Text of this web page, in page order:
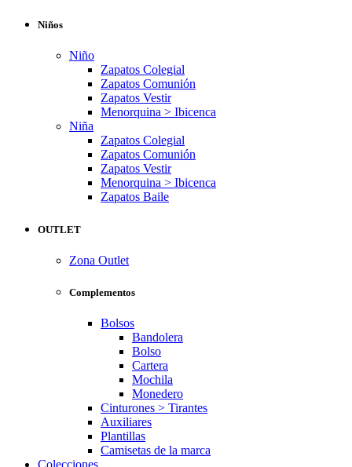
Niños
Niño
Zapatos Colegial
Zapatos Comunión
Zapatos Vestir
Menorquina > Ibicenca
Niña
Zapatos Colegial
Zapatos Comunión
Zapatos Vestir
Menorquina > Ibicenca
Zapatos Baile
OUTLET
Zona Outlet
Complementos
Bolsos
Bandolera
Bolso
Cartera
Mochila
Monedero
Cinturones > Tirantes
Auxiliares
Plantillas
Camisetas de la marca
Colecciones